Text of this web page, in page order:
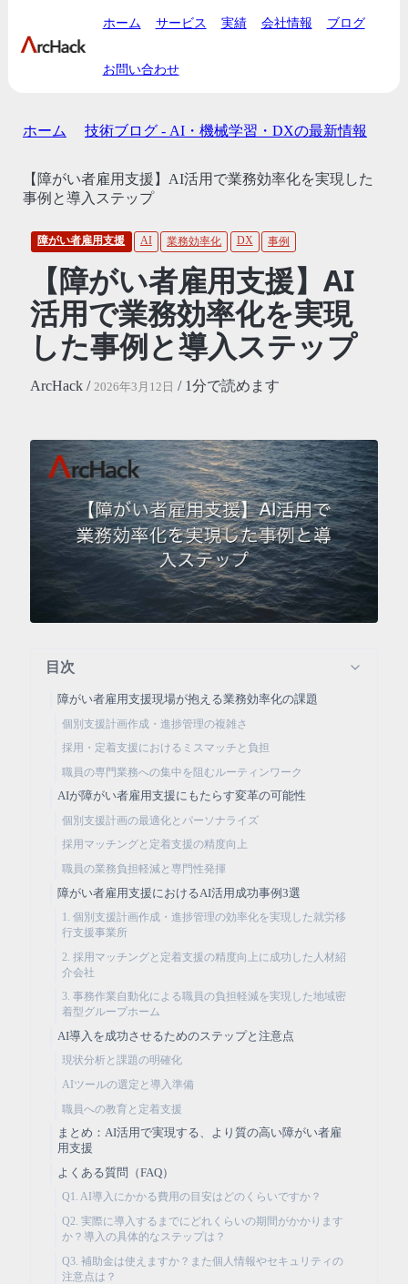
ホーム サービス 実績 会社情報 ブログ
お問い合わせ
ホーム 技術ブログ - AI・機械学習・DXの最新情報
【障がい者雇用支援】AI活用で業務効率化を実現した
事例と導入ステップ
障がい者雇用支援 AI 業務効率化 DX 事例
【障がい者雇用支援】AI
活用で業務効率化を実現
した事例と導入ステップ
ArcHack / 2026年3月12日 / 1分で読めます
目次
障がい者雇用支援現場が抱える業務効率化の課題
個別支援計画作成・進捗管理の複雑さ
採用・定着支援におけるミスマッチと負担
職員の専門業務への集中を阻むルーティンワーク
AIが障がい者雇用支援にもたらす変革の可能性
個別支援計画の最適化とパーソナライズ
採用マッチングと定着支援の精度向上
職員の業務負担軽減と専門性発揮
障がい者雇用支援におけるAI活用成功事例3選
1. 個別支援計画作成・進捗管理の効率化を実現した就労移
行支援事業所
2. 採用マッチングと定着支援の精度向上に成功した人材紹
介会社
3. 事務作業自動化による職員の負担軽減を実現した地域密
着型グループホーム
AI導入を成功させるためのステップと注意点
現状分析と課題の明確化
AIツールの選定と導入準備
職員への教育と定着支援
まとめ：AI活用で実現する、より質の高い障がい者雇
用支援
よくある質問（FAQ）
Q1. AI導入にかかる費用の目安はどのくらいですか？
Q2. 実際に導入するまでにどれくらいの期間がかかります
か？導入の具体的なステップは？
Q3. 補助金は使えますか？また個人情報やセキュリティの
注意点は？